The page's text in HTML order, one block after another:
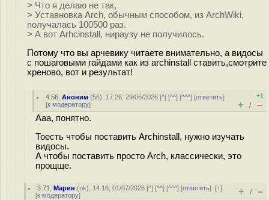
> Что я делаю не так,
> Уставновка Arch, обычным способом, из ArchWiki,
получалась 100500 раз.
> А вот Arhcinstall, нираузу не получилось.
Потому что вы арчевику читаете внимательно, а видосы
с пошаговыми гайдами как из archinstall ставить,смотрите
хреново, вот и результат!
4.56 ,Аноним (56), 17:26, 29/06/2026 [^] [^^] [^^^] [ответить]
[к модератору]
+1
+ / –
Ааа, понятно.
Тоесть чтобы поставить Archinstall, нужно изучать
видосы.
А чтобы поставить просто Arch, классически, это
прощще.
3.71 ,Марин (ok), 14:16, 01/07/2026 [^] [^^] [^^^] [ответить][↑]
[к модератору] + / –